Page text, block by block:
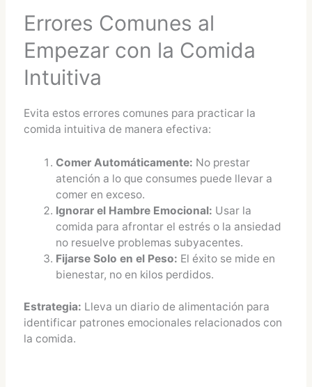
Errores Comunes al
Empezar con la Comida
Intuitiva
Evita estos errores comunes para practicar la
comida intuitiva de manera efectiva:
Comer Automáticamente: No prestar
atención a lo que consumes puede llevar a
comer en exceso.
Ignorar el Hambre Emocional: Usar la
comida para afrontar el estrés o la ansiedad
no resuelve problemas subyacentes.
Fijarse Solo en el Peso: El éxito se mide en
bienestar, no en kilos perdidos.
Estrategia: Lleva un diario de alimentación para
identificar patrones emocionales relacionados con
la comida.